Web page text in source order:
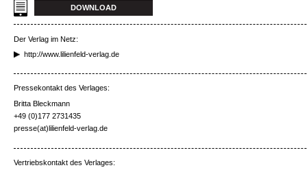
DOWNLOAD
Der Verlag im Netz:
http://www.lilienfeld-verlag.de
Pressekontakt des Verlages:
Britta Bleckmann
+49 (0)177 2731435
presse(at)lilienfeld-verlag.de
Vertriebskontakt des Verlages: